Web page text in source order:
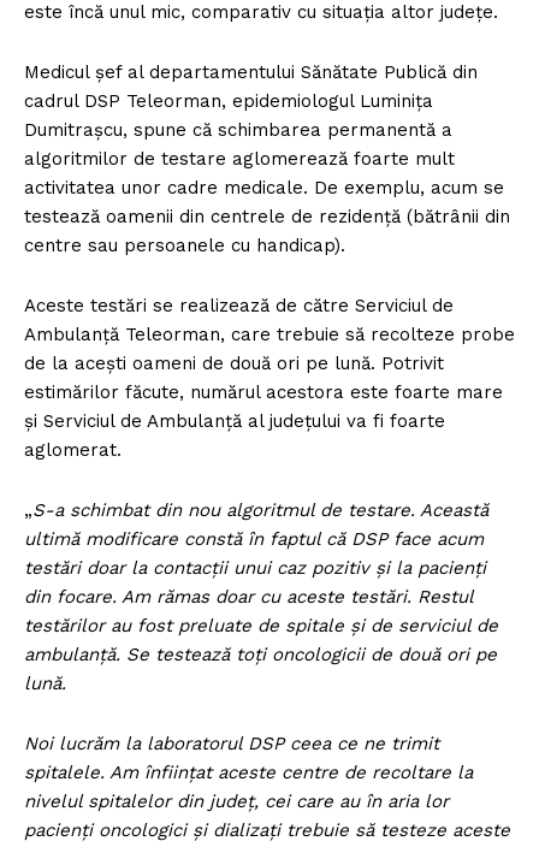
este încă unul mic, comparativ cu situația altor județe.
Medicul șef al departamentului Sănătate Publică din
cadrul DSP Teleorman, epidemiologul Luminița
Dumitrașcu, spune că schimbarea permanentă a
algoritmilor de testare aglomerează foarte mult
activitatea unor cadre medicale. De exemplu, acum se
testează oamenii din centrele de rezidență (bătrânii din
centre sau persoanele cu handicap).
Aceste testări se realizează de către Serviciul de
Ambulanță Teleorman, care trebuie să recolteze probe
de la acești oameni de două ori pe lună. Potrivit
estimărilor făcute, numărul acestora este foarte mare
și Serviciul de Ambulanță al județului va fi foarte
aglomerat.
„S-a schimbat din nou algoritmul de testare. Această
ultimă modificare constă în faptul că DSP face acum
testări doar la contacții unui caz pozitiv și la pacienți
din focare. Am rămas doar cu aceste testări. Restul
testărilor au fost preluate de spitale și de serviciul de
ambulanță. Se testează toți oncologicii de două ori pe
lună.
Noi lucrăm la laboratorul DSP ceea ce ne trimit
spitalele. Am înființat aceste centre de recoltare la
nivelul spitalelor din județ, cei care au în aria lor
pacienți oncologici și dializați trebuie să testeze aceste